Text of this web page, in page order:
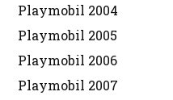
Playmobil 2004
Playmobil 2005
Playmobil 2006
Playmobil 2007